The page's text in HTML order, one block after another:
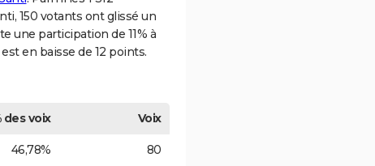
150 votants ont glissé un
une participation de 11% à
en baisse de 12 points.
des voix
Voix
46,78% 80